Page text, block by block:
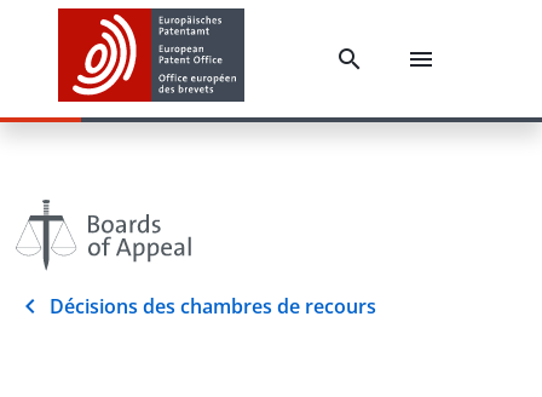
Décisions des chambres de recours